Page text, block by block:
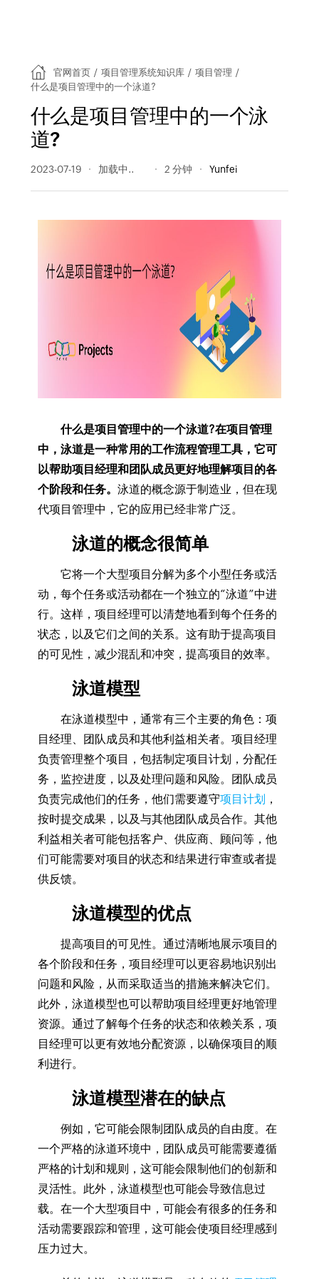
官网首页 / 项目管理系统知识库 / 项目管理 /
什么是项目管理中的一个泳道?
什么是项目管理中的一个泳
道?
2023-07-19 759 阅读量 2 分钟 Yunfei
什么是项目管理中的一个泳道?在项目管理
中，泳道是一种常用的工作流程管理工具，它可
以帮助项目经理和团队成员更好地理解项目的各
个阶段和任务。 泳道的概念源于制造业，但在现
代项目管理中，它的应用已经非常广泛。
泳道的概念很简单
它将一个大型项目分解为多个小型任务或活
动，每个任务或活动都在一个独立的“泳道”中进
行。这样，项目经理可以清楚地看到每个任务的
状态，以及它们之间的关系。这有助于提高项目
的可见性，减少混乱和冲突，提高项目的效率。
泳道模型
在泳道模型中，通常有三个主要的角色：项
目经理、团队成员和其他利益相关者。项目经理
负责管理整个项目，包括制定项目计划，分配任
务，监控进度，以及处理问题和风险。团队成员
负责完成他们的任务，他们需要遵守项目计划 ，
按时提交成果，以及与其他团队成员合作。其他
利益相关者可能包括客户、供应商、顾问等，他
们可能需要对项目的状态和结果进行审查或者提
供反馈。
泳道模型的优点
提高项目的可见性。通过清晰地展示项目的
各个阶段和任务，项目经理可以更容易地识别出
问题和风险，从而采取适当的措施来解决它们。
此外，泳道模型也可以帮助项目经理更好地管理
资源。通过了解每个任务的状态和依赖关系，项
目经理可以更有效地分配资源，以确保项目的顺
利进行。
泳道模型潜在的缺点
例如，它可能会限制团队成员的自由度。在
一个严格的泳道环境中，团队成员可能需要遵循
严格的计划和规则，这可能会限制他们的创新和
灵活性。此外，泳道模型也可能会导致信息过
载。在一个大型项目中，可能会有很多的任务和
活动需要跟踪和管理，这可能会使项目经理感到
压力过大。